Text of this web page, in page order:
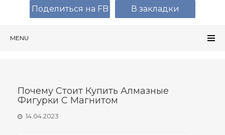
MENU
Почему Стоит Купить Алмазные
Фигурки С Магнитом
14.04.2023
Поделиться на FB В закладки